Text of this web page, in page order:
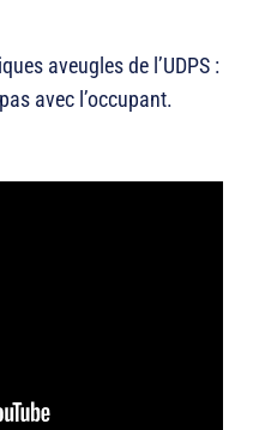
aveugles de l’UDPS :
avec l’occupant.